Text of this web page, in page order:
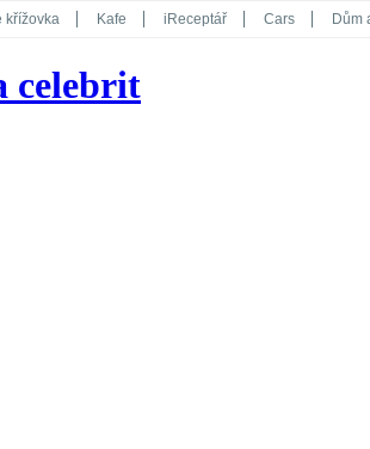
křížovka Kafe iReceptář Cars Dům
celebrit